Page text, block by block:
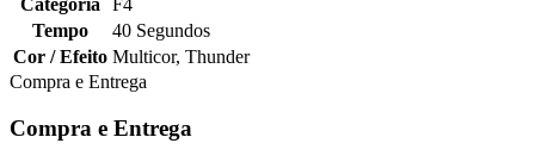
Tempo
40 Segundos
Cor / Efeito Multicor, Thunder
Compra e Entrega
Compra e Entrega